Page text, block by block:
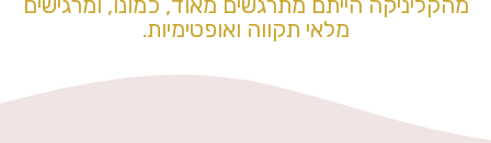
מלאי תקווה ואופטימיות.